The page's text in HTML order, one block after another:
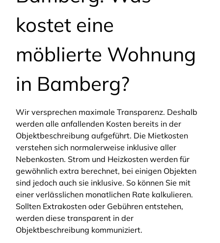
kostet eine
möblierte Wohnung
in Bamberg?
Wir versprechen maximale Transparenz. Deshalb
werden alle anfallenden Kosten bereits in der
Objektbeschreibung aufgeführt. Die Mietkosten
verstehen sich normalerweise inklusive aller
Nebenkosten. Strom und Heizkosten werden für
gewöhnlich extra berechnet, bei einigen Objekten
sind jedoch auch sie inklusive. So können Sie mit
einer verlässlichen monatlichen Rate kalkulieren.
Sollten Extrakosten oder Gebühren entstehen,
werden diese transparent in der
Objektbeschreibung kommuniziert.